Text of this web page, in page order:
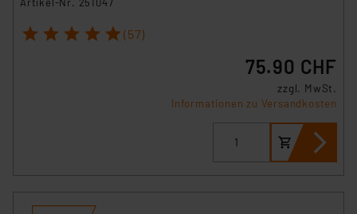
1 2 3 4 5 (57)
75.90 CHF
zzgl. MwSt.
Informationen zu Versandkosten